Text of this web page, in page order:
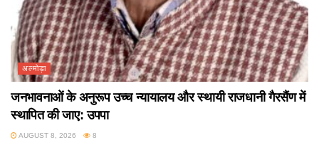
अल्मोड़ा
जनभावनाओं के अनुरूप उच्च न्यायालय और स्थायी राजधानी गैरसैंण में
स्थापित की जाए: उपपा
AUGUST 8, 2026 8